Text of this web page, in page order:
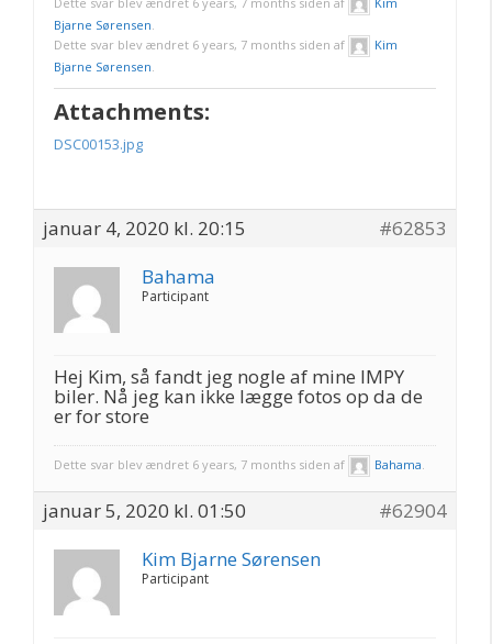
Bjarne Sørensen.
Dette svar blev ændret 6 years, 7 months siden af
Kim
Bjarne Sørensen.
Attachments:
DSC00153.jpg
januar 4, 2020 kl. 20:15
#62853
Bahama
Participant
Hej Kim, så fandt jeg nogle af mine IMPY
biler. Nå jeg kan ikke lægge fotos op da de
er for store
Dette svar blev ændret 6 years, 7 months siden af Bahama
januar 5, 2020 kl. 01:50
#62904
Kim Bjarne Sørensen
Participant